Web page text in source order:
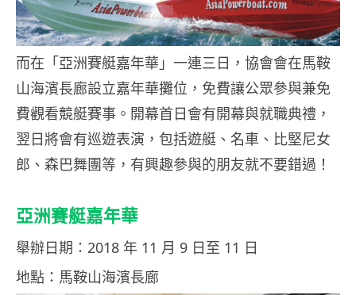
而在「亞洲賽艇嘉年華」一連三日，協會會在馬鞍
山海濱長廊設立嘉年華攤位，免費讓公眾參與兼免
費觀看競艇賽事。開幕首日會有開幕與就職典禮，
翌日將會有巡遊表演，包括遊艇、名車、比堅尼女
郎、森巴舞團等，有興趣參與的朋友就不要錯過！
亞洲賽艇嘉年華
舉辦日期：2018 年 11 月 9 日至 11 日
地點：馬鞍山海濱長廊